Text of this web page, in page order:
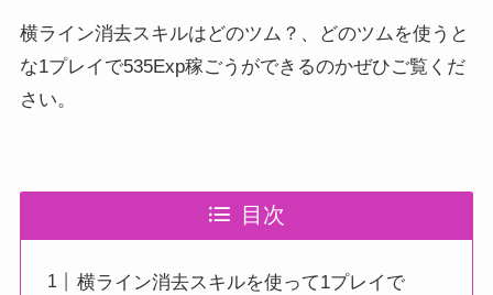
横ライン消去スキルはどのツム？、どのツムを使うと
な1プレイで535Exp稼ごうができるのかぜひご覧くだ
さい。
目次
横ライン消去スキルを使って1プレイで